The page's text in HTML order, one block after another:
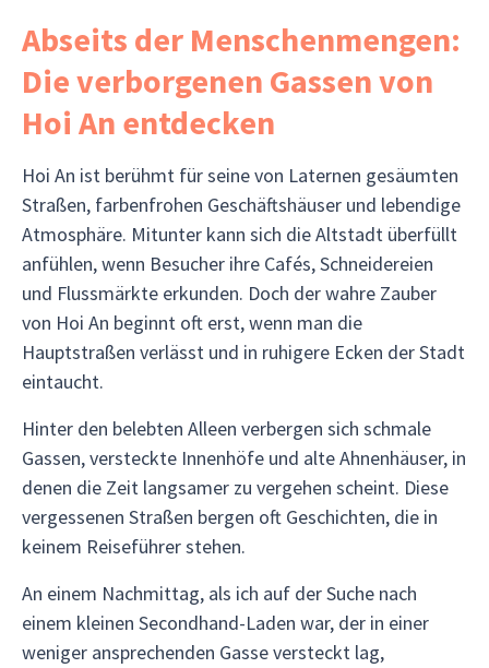
Abseits der Menschenmengen:
Die verborgenen Gassen von
Hoi An entdecken
Hoi An ist berühmt für seine von Laternen gesäumten
Straßen, farbenfrohen Geschäftshäuser und lebendige
Atmosphäre. Mitunter kann sich die Altstadt überfüllt
anfühlen, wenn Besucher ihre Cafés, Schneidereien
und Flussmärkte erkunden. Doch der wahre Zauber
von Hoi An beginnt oft erst, wenn man die
Hauptstraßen verlässt und in ruhigere Ecken der Stadt
eintaucht.
Hinter den belebten Alleen verbergen sich schmale
Gassen, versteckte Innenhöfe und alte Ahnenhäuser, in
denen die Zeit langsamer zu vergehen scheint. Diese
vergessenen Straßen bergen oft Geschichten, die in
keinem Reiseführer stehen.
An einem Nachmittag, als ich auf der Suche nach
einem kleinen Secondhand-Laden war, der in einer
weniger ansprechenden Gasse versteckt lag,